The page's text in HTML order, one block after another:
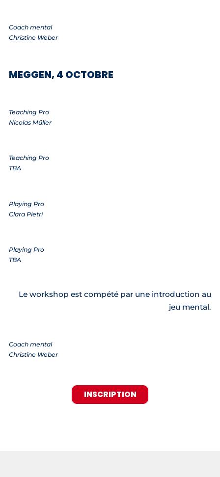
Coach mental
Christine Weber
MEGGEN, 4 OCTOBRE
Teaching Pro
Nicolas Müller
Teaching Pro
TBA
Playing Pro
Clara Pietri
Playing Pro
TBA
Le workshop est compété par une introduction au
jeu mental.
Coach mental
Christine Weber
INSCRIPTION